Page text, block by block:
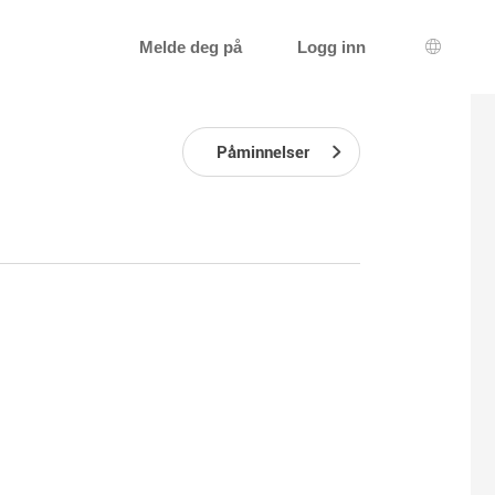
Melde deg på Logg inn
Påminnelser